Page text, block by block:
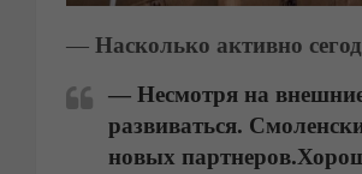
— Насколько активно
— Несмотря на
развиваться.
новых партнеров.